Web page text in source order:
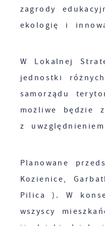
zagrody
ekologię i
W Lokalnej
jednostki
samorządu
możliwe będzie
z
Planowane
Kozienice,
Pilica ). W
wszyscy